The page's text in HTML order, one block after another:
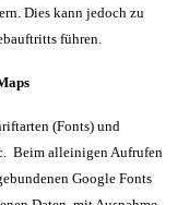
Dies kann jedoch zu
führen.
(Fonts) und
Beim alleinigen Aufrufen
Google Fonts